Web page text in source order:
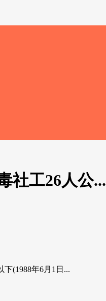
社工26人公...
(1988年6月1日...